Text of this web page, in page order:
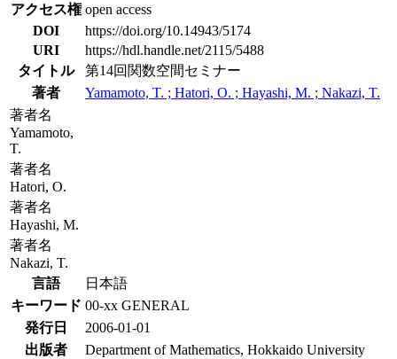
アクセス権 open access
DOI
https://doi.org/10.14943/5174
URI
https://hdl.handle.net/2115/5488
タイトル
第14回関数空間セミナー
著者
Yamamoto, T. ; Hatori, O. ; Hayashi, M. ; Nakazi, T.
著者名
Yamamoto,
T.
著者名
Hatori, O.
著者名
Hayashi, M.
著者名
Nakazi, T.
言語
日本語
キーワード 00-xx GENERAL
発行日
2006-01-01
出版者
Department of Mathematics, Hokkaido University